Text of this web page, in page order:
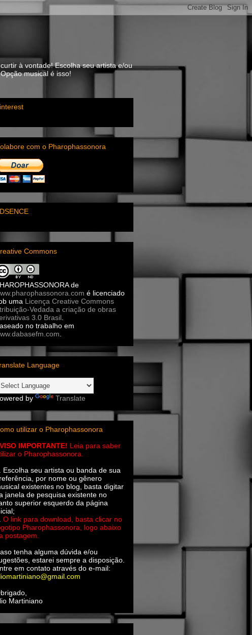
à vontade! Escolha seu artista e/ou
musical é isso!
com o Pharophassonora
Commons
de
é licenciado
uma Licença Creative Commons
Vedada a criação de obras
3.0 Brasil
no trabalho em
Language
by Translate
utilizar o Pharophassonora
IMPORTANTE! Leia para saber
o Pharophassonora.
. Escolha seu artista ou banda de sua
por nome ou gênero
existentes no blog, basta digitar
janela de pesquisa existente no
superior esquerdo da página
. O link para download, basta clicar no
Pharophassonora, logo abaixo
postagem.
tenha alguma dúvida e/ou
estarei sempre a disposição.
em contato através do e-mail:
Martiniano